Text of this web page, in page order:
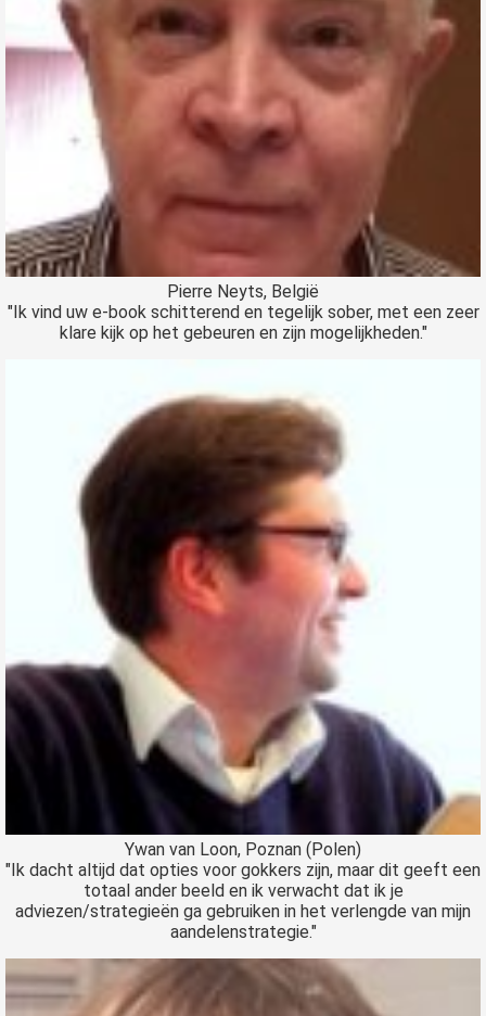
Pierre Neyts, België
"Ik vind uw e-book schitterend en tegelijk sober, met een zeer
klare kijk op het gebeuren en zijn mogelijkheden."
Ywan van Loon, Poznan (Polen)
"Ik dacht altijd dat opties voor gokkers zijn, maar dit geeft een
totaal ander beeld en ik verwacht dat ik je
adviezen/strategieën ga gebruiken in het verlengde van mijn
aandelenstrategie."